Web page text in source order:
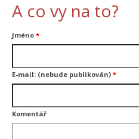
A co vy na to?
Jméno *
E-mail: (nebude publikován) *
Komentář